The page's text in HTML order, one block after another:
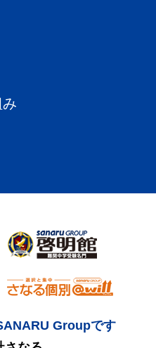
Groupです